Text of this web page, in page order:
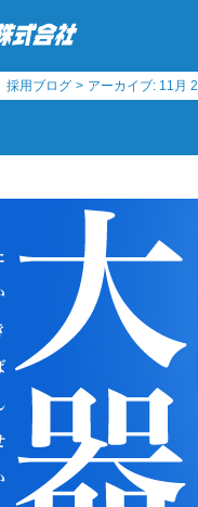
採用ブログ > アーカイブ: 11月